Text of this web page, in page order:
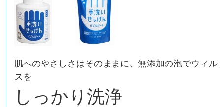
肌へのやさしさはそのままに、無添加の泡でウィル
スを
しっかり洗浄